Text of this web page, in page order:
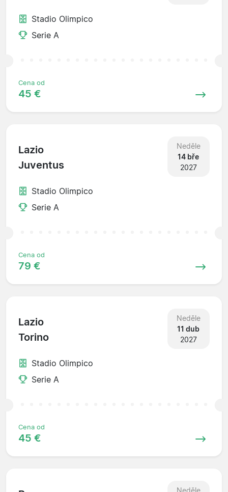
Stadio Olimpico
Serie A
Cena od
45 €
Lazio
Juventus
Neděle
14 bře
2027
Stadio Olimpico
Serie A
Cena od
79 €
Lazio
Torino
Neděle
11 dub
2027
Stadio Olimpico
Serie A
Cena od
45 €
Neděle